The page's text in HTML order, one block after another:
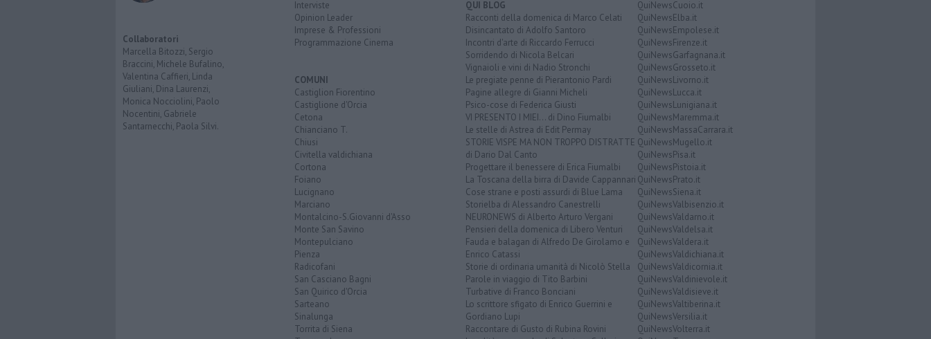
Collaboratori
Marcella Bitozzi, Sergio
Braccini, Michele Bufalino,
Valentina Caffieri, Linda
Giuliani, Dina Laurenzi,
Monica Nocciolini, Paolo
Nocentini, Gabriele
Santarnecchi, Paola Silvi.
Interviste
Opinion Leader
Imprese & Professioni
Programmazione Cinema
COMUNI
Castiglion Fiorentino
Castiglione d'Orcia
Cetona
Chianciano T.
Chiusi
Civitella valdichiana
Cortona
Foiano
Lucignano
Marciano
Montalcino-S.Giovanni d'Asso
Monte San Savino
Montepulciano
Pienza
Radicofani
San Casciano Bagni
San Quirico d'Orcia
Sarteano
Sinalunga
Torrita di Siena
QUI BLOG
Racconti della domenica di Marco Celati
Disincantato di Adolfo Santoro
Incontri d'arte di Riccardo Ferrucci
Sorridendo di Nicola Belcari
Vignaioli e vini di Nadio Stronchi
Le pregiate penne di Pierantonio Pardi
Pagine allegre di Gianni Micheli
Psico-cose di Federica Giusti
VI PRESENTO I MIEI... di Dino Fiumalbi
Le stelle di Astrea di Edit Permay
STORIE VISPE MA NON TROPPO DISTRATTE
di Dario Dal Canto
Progettare il benessere di Erica Fiumalbi
La Toscana della birra di Davide Cappannari
Cose strane e posti assurdi di Blue Lama
Storielba di Alessandro Canestrelli
NEURONEWS di Alberto Arturo Vergani
Pensieri della domenica di Libero Venturi
Fauda e balagan di Alfredo De Girolamo e
Enrico Catassi
Storie di ordinaria umanità di Nicolò Stella
Parole in viaggio di Tito Barbini
Turbative di Franco Bonciani
Lo scrittore sfigato di Enrico Guerrini e
Gordiano Lupi
Raccontare di Gusto di Rubina Rovini
QuiNewsCuoio.it
QuiNewsElba.it
QuiNewsEmpolese.it
QuiNewsFirenze.it
QuiNewsGarfagnana.it
QuiNewsGrosseto.it
QuiNewsLivorno.it
QuiNewsLucca.it
QuiNewsLunigiana.it
QuiNewsMaremma.it
QuiNewsMassaCarrara.it
QuiNewsMugello.it
QuiNewsPisa.it
QuiNewsPistoia.it
QuiNewsPrato.it
QuiNewsSiena.it
QuiNewsValbisenzio.it
QuiNewsValdarno.it
QuiNewsValdelsa.it
QuiNewsValdera.it
QuiNewsValdichiana.it
QuiNewsValdicornia.it
QuiNewsValdinievole.it
QuiNewsValdisieve.it
QuiNewsValtiberina.it
QuiNewsVersilia.it
QuiNewsVolterra.it